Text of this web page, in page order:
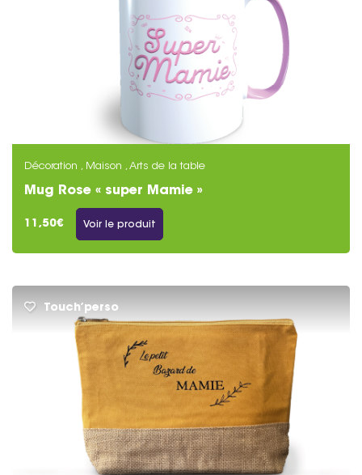
Décoration , Maison , Arts de la table
Mug Rose « super Mamie »
11,50€ Voir le produit
Touch’perso